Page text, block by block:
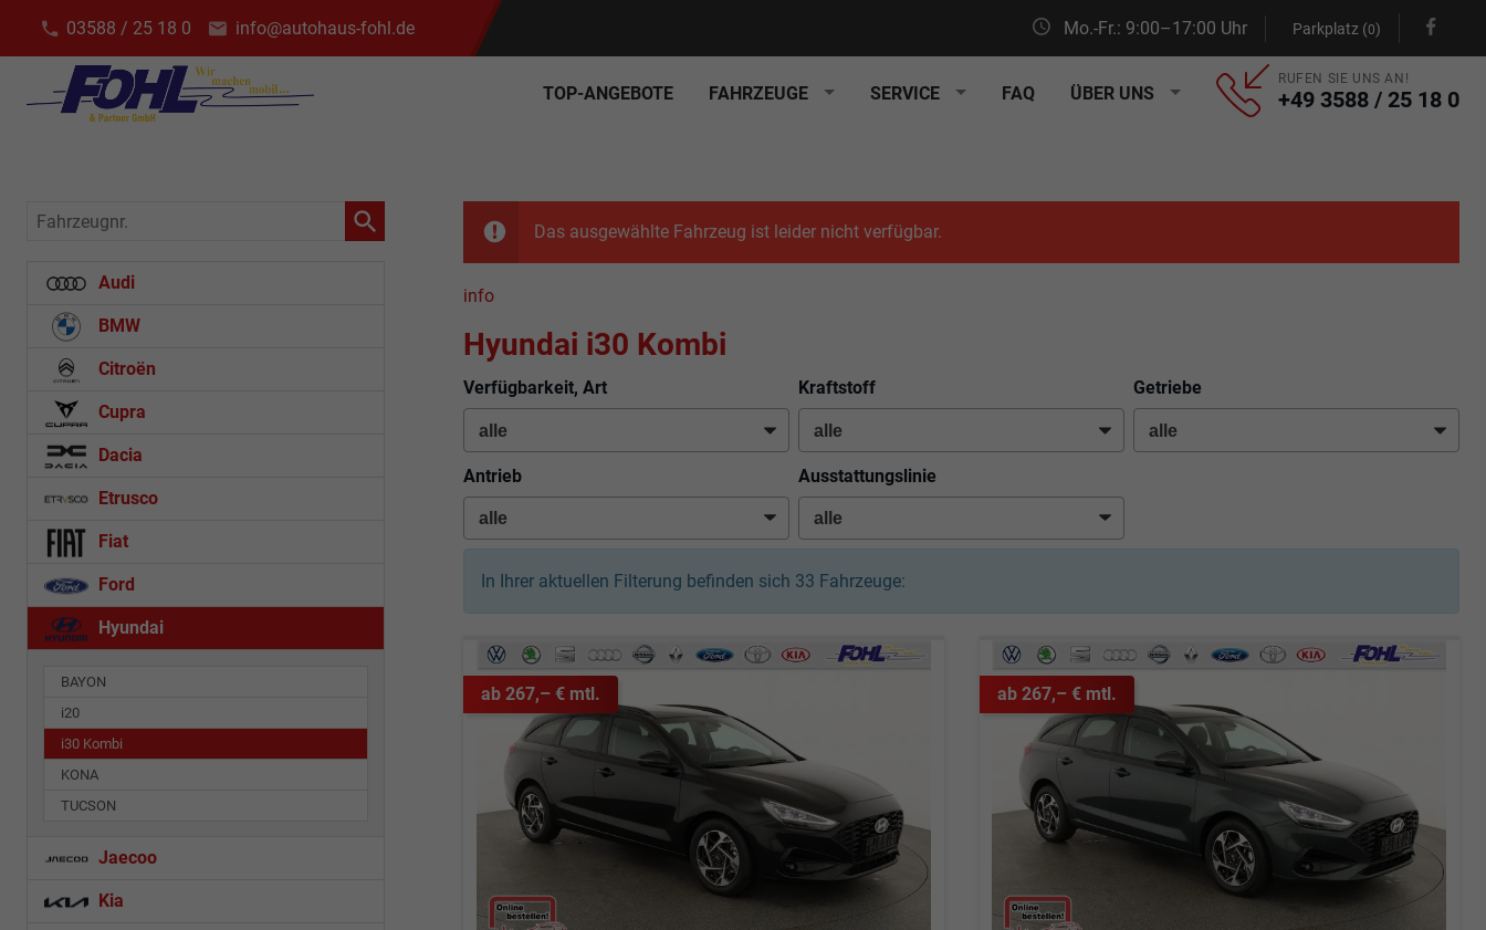
03588 / 25 18 0 info@autohaus-fohl.de Mo.-Fr.: 9:00–17:00 Uhr Parkplatz (0)
TOP-ANGEBOTE FAHRZEUGE SERVICE FAQ ÜBER UNS
RUFEN SIE UNS AN!
+49 3588 / 25 18 0
Das ausgewählte Fahrzeug ist leider nicht verfügbar.
info
Hyundai i30 Kombi
Verfügbarkeit, Art Kraftstoff Getriebe
Antrieb Ausstattungslinie
In Ihrer aktuellen Filterung befinden sich 33 Fahrzeuge:
ab 267,– € mtl. ab 267,– € mtl.
Fahrzeugnr.
Audi
BMW
Citroën
Cupra
Dacia
Etrusco
Fiat
Ford
Hyundai
BAYON
i20
i30 Kombi
KONA
TUCSON
Jaecoo
Kia